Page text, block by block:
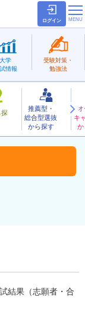
ログイン
探
推薦型・
総合型選抜
から探す
キ
か
大学
情報
受験対策・
勉強法
お気に入り
結果（志願者・合